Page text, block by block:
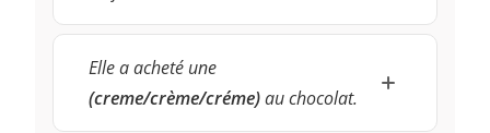
Elle a acheté une
(creme/crème/créme)au chocolat.